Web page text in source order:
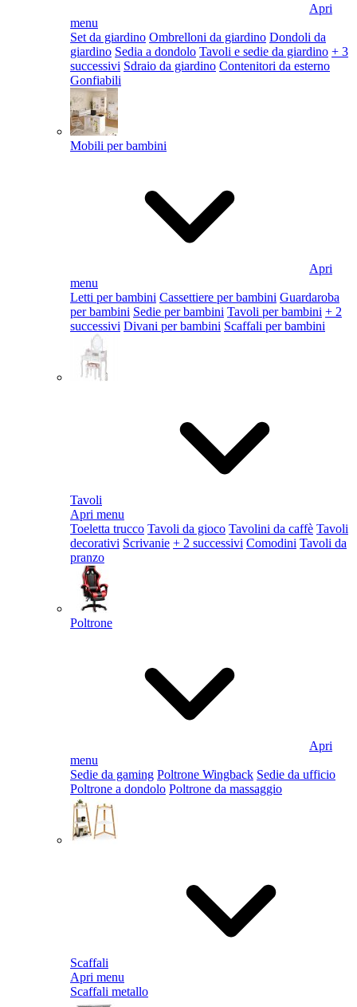
Apri
menu
Set da giardino Ombrelloni da giardino Dondoli da
giardino Sedia a dondolo Tavoli e sedie da giardino + 3
successivi Sdraio da giardino Contenitori da esterno
Gonfiabili
Mobili per bambini
Apri
menu
Letti per bambini Cassettiere per bambini Guardaroba
per bambini Sedie per bambini Tavoli per bambini + 2
successivi Divani per bambini Scaffali per bambini
Tavoli
Apri menu
Toeletta trucco Tavoli da gioco Tavolini da caffè Tavoli
decorativi Scrivanie + 2 successivi Comodini Tavoli da
pranzo
Poltrone
Apri
menu
Sedie da gaming Poltrone Wingback Sedie da ufficio
Poltrone a dondolo Poltrone da massaggio
Scaffali
Apri menu
Scaffali metallo